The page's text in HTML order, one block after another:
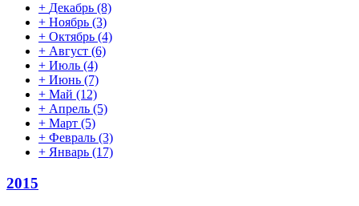
+ Декабрь (8)
+ Ноябрь (3)
+ Октябрь (4)
+ Август (6)
+ Июль (4)
+ Июнь (7)
+ Май (12)
+ Апрель (5)
+ Март (5)
+ Февраль (3)
+ Январь (17)
2015